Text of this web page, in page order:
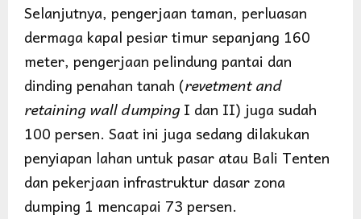
Selanjutnya, pengerjaan taman, perluasan
dermaga kapal pesiar timur sepanjang 160
meter, pengerjaan pelindung pantai dan
dinding penahan tanah (revetment and
retaining wall dumping I dan II) juga sudah
100 persen. Saat ini juga sedang dilakukan
penyiapan lahan untuk pasar atau Bali Tenten
dan pekerjaan infrastruktur dasar zona
dumping 1 mencapai 73 persen.